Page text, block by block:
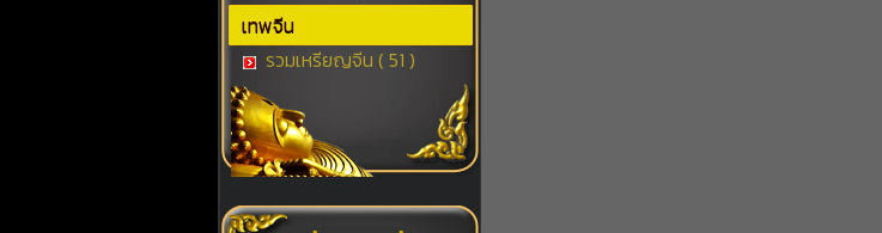
เทพจีน
รวมเหรียญจีน ( 51 )